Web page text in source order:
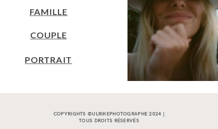
FAMILLE
COUPLE
PORTRAIT
COPYRIGHTS ©ULRIKEPHOTOGRAPHE 2024 |
TOUS DROITS RÉSERVÉS